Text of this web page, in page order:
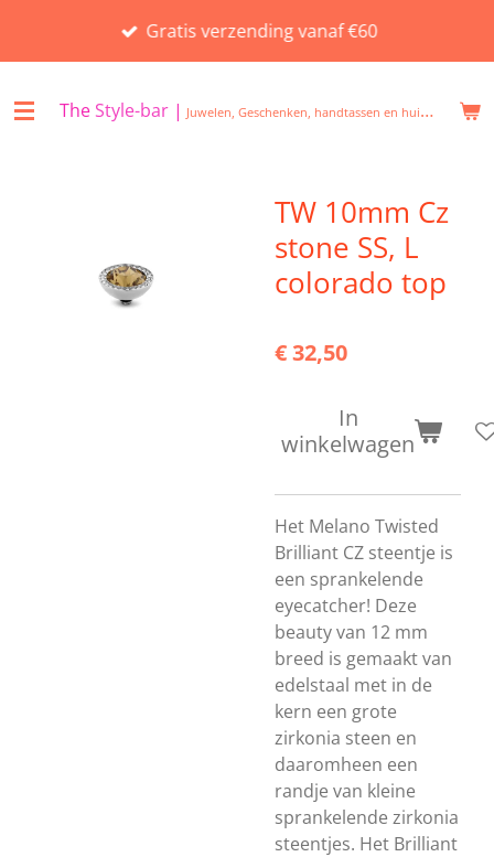
de
Gratis verzending vanaf €60
TheStyle-bar | Juwelen, Geschenken, handtassen en huisgeuren in Beveren
TW 10mm Cz
stone SS, L
colorado top
€ 32,50
In
winkelwagen
Het Melano Twisted
Brilliant CZ steentje is
een sprankelende
eyecatcher! Deze
beauty van 12 mm
breed is gemaakt van
edelstaal met in de
kern een grote
zirkonia steen en
daaromheen een
randje van kleine
sprankelende zirkonia
steentjes. Het Brilliant